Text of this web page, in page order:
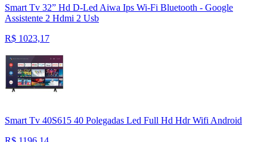
Smart Tv 32” Hd D-Led Aiwa Ips Wi-Fi Bluetooth - Google
Assistente 2 Hdmi 2 Usb
R$ 1023,17
Smart Tv 40S615 40 Polegadas Led Full Hd Hdr Wifi Android